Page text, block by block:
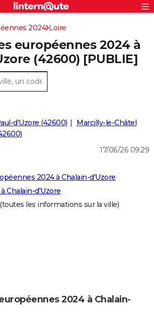
ville
S'inscrire
Connexion
2024 Loire
européennes 2024 à
(42600) [PUBLIE]
d'Uzore (42600)
Marcilly-le-Châtel
17/06/26 09:29
2024 à Chalain-d'Uzore
Chalain-d'Uzore
(toutes les informations sur la ville)
2024 à Chalain-